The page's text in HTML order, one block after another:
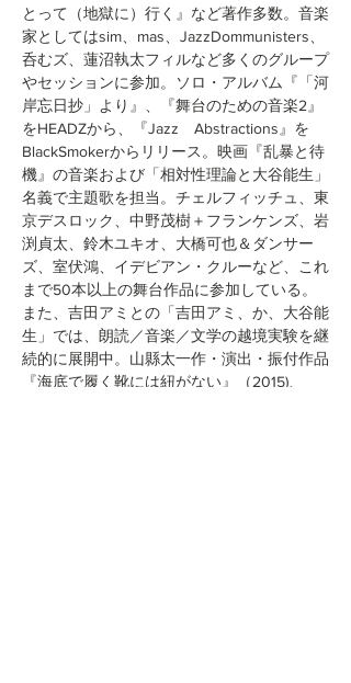
とって（地獄に）行く』など著作多数。音楽
家としてはsim、mas、JazzDommunisters、
呑むズ、蓮沼執太フィルなど多くのグループ
やセッションに参加。ソロ・アルバム『「河
岸忘日抄」より』、『舞台のための音楽2』
をHEADZから、『Jazz　Abstractions』を
BlackSmokerからリリース。映画『乱暴と待
機』の音楽および「相対性理論と大谷能生」
名義で主題歌を担当。チェルフィッチュ、東
京デスロック、中野茂樹＋フランケンズ、岩
渕貞太、鈴木ユキオ、大橋可也＆ダンサー
ズ、室伏鴻、イデビアン・クルーなど、これ
まで50本以上の舞台作品に参加している。
また、吉田アミとの「吉田アミ、か、大谷能
生」では、朗読／音楽／文学の越境実験を継
続的に展開中。山縣太一作・演出・振付作品
『海底で履く靴には紐がない』（2015)、